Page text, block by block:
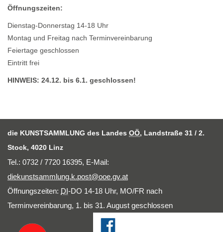
Öffnungszeiten:
Dienstag-Donnerstag 14-18 Uhr
Montag und Freitag nach Terminvereinbarung
Feiertage geschlossen
Eintritt frei
HINWEIS: 24.12. bis 6.1. geschlossen!
die KUNSTSAMMLUNG des Landes OÖ, Landstraße 31 / 2.
Stock, 4020 Linz
Tel.: 0732 / 7720 16395, E-Mail:
diekunstsammlung.k.post@ooe.gv.at
Öffnungszeiten: DI-DO 14-18 Uhr, MO/FR nach
Terminvereinbarung, 1. bis 31. August geschlossen